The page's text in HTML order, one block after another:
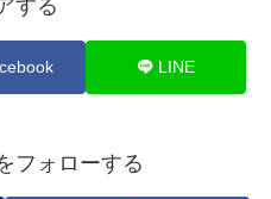
する
LINE
フォローする